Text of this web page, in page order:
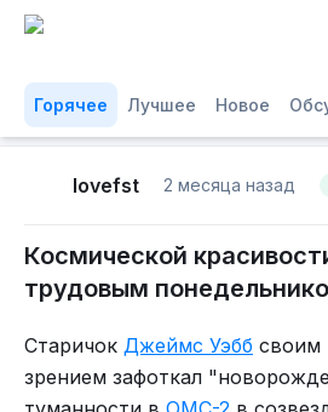
Горячее Лучшее Новое
lovefst 2 месяца назад
Космической
трудовым
Старичок Джеймс Уэбб своим
зрением зафоткал